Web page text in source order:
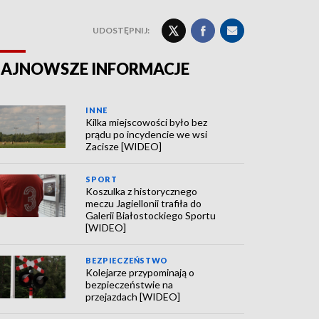
UDOSTĘPNIJ:
INFORMACJE
INNE
Kilka miejscowości było bez
prądu po incydencie we wsi
Zacisze [WIDEO]
SPORT
Koszulka z historycznego
meczu Jagiellonii trafiła do
Galerii Białostockiego Sportu
[WIDEO]
BEZPIECZEŃSTWO
Kolejarze przypominają o
bezpieczeństwie na
przejazdach [WIDEO]